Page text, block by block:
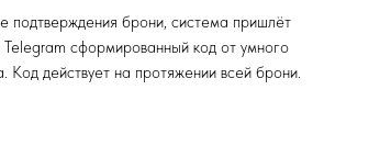
подтверждения брони, система пришлёт
Telegram сформированный код от умного
Код действует на протяжении всей брони.